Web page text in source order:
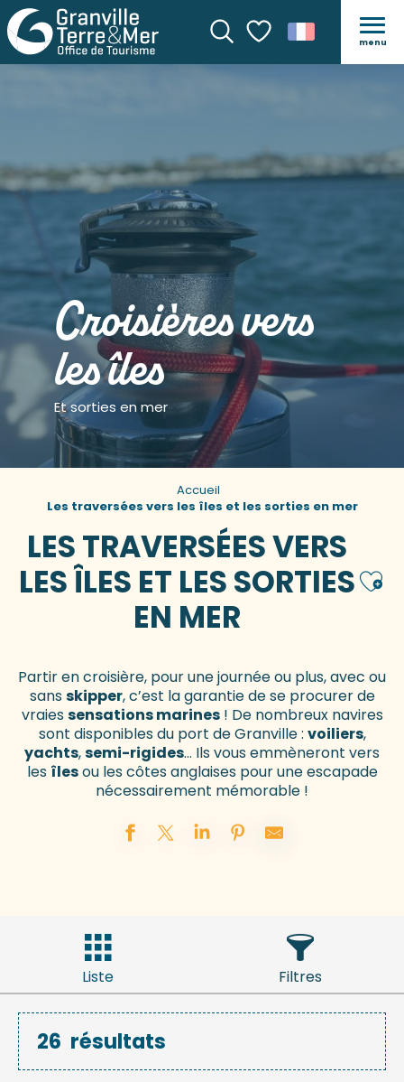
Recherche
Voir les favoris
menu
Croisières vers
les îles
Et sorties en mer
Accueil
Les traversées vers les îles et les sorties en mer
LES TRAVERSÉES VERS
LES ÎLES ET LES SORTIES
EN MER
Partir en croisière, pour une journée ou plus, avec ou
sansskipper, c’est la garantie de se procurer de
vraiessensations marines! De nombreux navires
sont disponibles du port de Granville : voiliers,
yachts,semi-rigides… Ils vous emmèneront vers
les îlesou les côtes anglaises pour une escapade
nécessairement mémorable !
Liste Filtres
26 résultats